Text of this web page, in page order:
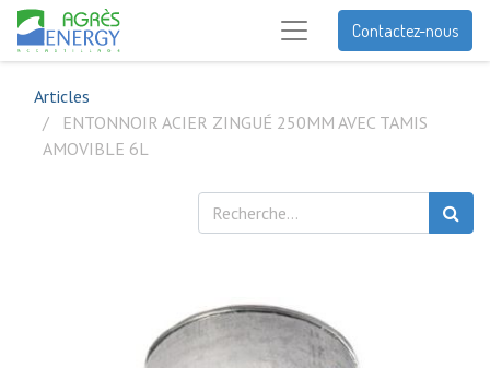
Contactez-nous
Articles
ENTONNOIR ACIER ZINGUÉ 250MM AVEC TAMIS
AMOVIBLE 6L